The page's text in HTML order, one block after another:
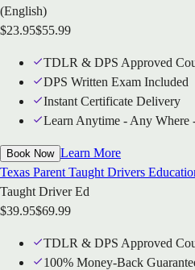
(English)
$23.95$55.99
TDLR & DPS Approved
DPS Written Exam Included
Instant Certificate Delivery
Learn Anytime - Any
Book Now Learn More
Texas Parent Taught Drivers
Taught Driver Ed
$39.95$69.99
TDLR & DPS Approved
100% Money-Back